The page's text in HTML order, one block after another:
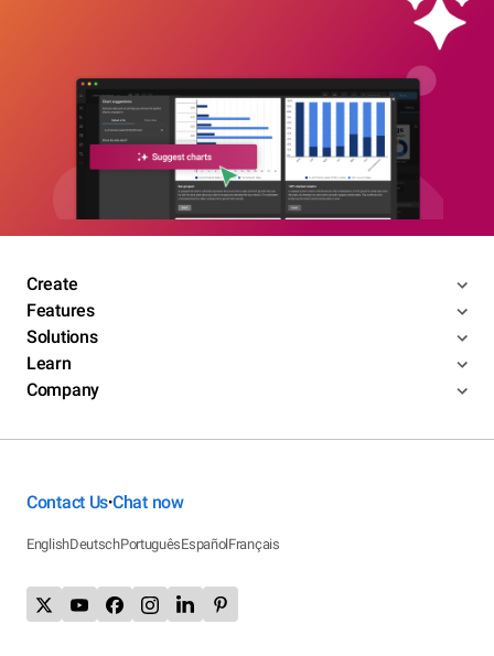
Create
Features
Solutions
Learn
Company
Contact Us•Chat now
EnglishDeutschPortuguêsEspañolFrançais